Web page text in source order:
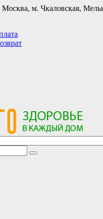
Москва, м. Чкаловская,
доставка в Москве и по
продукции,